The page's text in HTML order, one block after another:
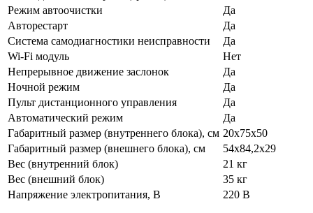
Режим автоочистки
Да
Авторестарт
Да
Система самодиагностики неисправности
Да
Wi-Fi модуль
Нет
Непрерывное движение заслонок
Да
Ночной режим
Да
Пульт дистанционного управления
Да
Автоматический режим
Да
Габаритный размер (внутреннего блока), см 20х75х50
Габаритный размер (внешнего блока), см
54x84,2х29
Вес (внутренний блок)
21 кг
Вес (внешний блок)
35 кг
Напряжение электропитания, В
220 В